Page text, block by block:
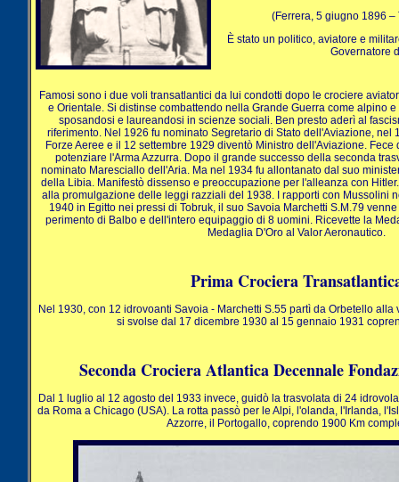
(Ferrera, 5 giugno 1896 –
È stato un politico, aviatore e
Governatore
Famosi sono i due voli transatlantici da lui condotti dopo le crociere
e Orientale. Si distinse combattendo nella Grande Guerra come alpino
sposandosi e laureandosi in scienze sociali. Ben presto aderì al
riferimento. Nel 1926 fu nominato Segretario di Stato dell'Aviazione, nel
Forze Aeree e il 12 settembre 1929 diventò Ministro dell'Aviazione.
potenziare l'Arma Azzurra. Dopo il grande successo della seconda
nominato Maresciallo dell'Aria. Ma nel 1934 fu allontanato dal suo
della Libia. Manifestò dissenso e preoccupazione per l'alleanza con
alla promulgazione delle leggi razziali del 1938. I rapporti con Mussolini
1940 in Egitto nei pressi di Tobruk, il suo Savoia Marchetti S.M.79
perimento di Balbo e dell'intero equipaggio di 8 uomini. Ricevette la
Medaglia D'Oro al Valor Aeronautico.
Prima Crociera
Nel 1930, con 12 idrovoanti Savoia - Marchetti S.55 partì da Orbetello
si svolse dal 17 dicembre 1930 al 15 gennaio 1931
Seconda Crociera Atlantica Decennale
Dal 1 luglio al 12 agosto del 1933 invece, guidò la trasvolata di 24
da Roma a Chicago (USA). La rotta passò per le Alpi, l'olanda, l'Irlanda,
Azzorre, il Portogallo, coprendo 1900 Km